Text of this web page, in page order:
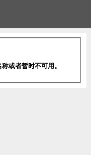
或者暂时不可用。